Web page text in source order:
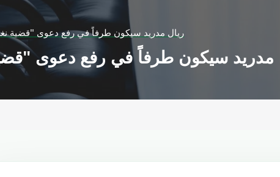
ريال مدريد سيكون طرفاً في رفع دعوى "قضية
مدريد سيكون طرفاً في رفع دعوى